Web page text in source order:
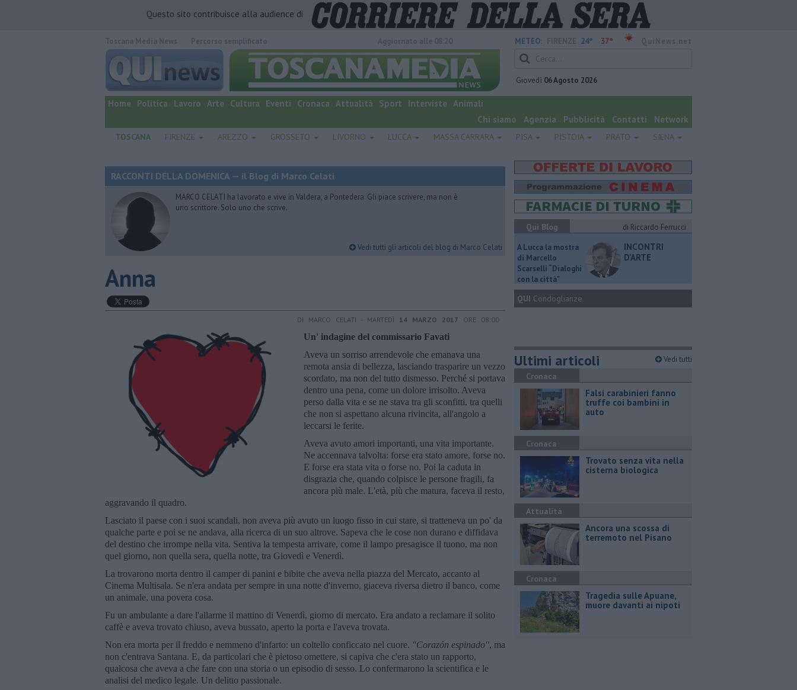
Questo sito contribuisce alla audience di
quotidiano online.
METEO: 24° 37°
Giovedì 06 Agosto 2026
Home Politica Lavoro Arte Cultura Eventi Cronaca Attualità Sport Interviste Animali
Chi siamo
Agenzia Pubblicità Contatti Network
TOSCANA FIRENZE AREZZO GROSSETO LIVORNO LUCCA MASSA CARRARA PISA PISTOIA PRATO SIENA
RACCONTI DELLA DOMENICA — il Blog di Marco Celati
MARCO CELATI ha lavorato e vive in Valdera, a Pontedera. Gli piace scrivere, ma non è
uno scrittore. Solo uno che scrive.
Vedi tutti gli articoli del blog di Marco Celati
Anna
DI MARCO CELATI - MARTEDÌ 14 MARZO 2017 ORE 08:00
Un' indagine del commissario Favati
Aveva un sorriso arrendevole che emanava una
remota ansia di bellezza, lasciando trasparire un vezzo
scordato, ma non del tutto dismesso. Perché si portava
dentro una pena, come un dolore irrisolto. Aveva
perso dalla vita e se ne stava tra gli sconfitti, tra quelli
che non si aspettano alcuna rivincita, all'angolo a
leccarsi le ferite.
Aveva avuto amori importanti, una vita importante.
Ne accennava talvolta: forse era stato amore, forse no.
E forse era stata vita o forse no. Poi la caduta in
disgrazia che, quando colpisce le persone fragili, fa
ancora più male. L'età, più che matura, faceva il resto,
aggravando il quadro.
Lasciato il paese con i suoi scandali, non aveva più avuto un luogo fisso in cui stare, si tratteneva un po' da
qualche parte e poi se ne andava, alla ricerca di un suo altrove. Sapeva che le cose non durano e diffidava
del destino che irrompe nella vita. Sentiva la tempesta arrivare, come il lampo presagisce il tuono, ma non
quel giorno, non quella sera, quella notte, tra Giovedì e Venerdì.
La trovarono morta dentro il camper di panini e bibite che aveva nella piazza del Mercato, accanto al
Cinema Multisala. Se n'era andata per sempre in una notte d'inverno, giaceva riversa dietro il banco, come
un animale, una povera cosa.
Fu un ambulante a dare l'allarme il mattino di Venerdì, giorno di mercato. Era andato a reclamare il solito
caffè e aveva trovato chiuso, aveva bussato, aperto la porta e l'aveva trovata.
Non era morta per il freddo e nemmeno d'infarto: un coltello conficcato nel cuore. "Corazón espinado", ma
non c'entrava Santana. E, da particolari che è pietoso omettere, si capiva che c'era stato un rapporto,
qualcosa che aveva a che fare con una storia o un episodio di sesso. Lo confermarono la scientifica e le
analisi del medico legale. Un delitto passionale.
Qui Blog
di Riccardo Ferrucci
A Lucca la mostra
di Marcello
Scarselli “Dialoghi
con la città"
INCONTRI
D'ARTE
QUI Condoglianze
Ultimi articoli Vedi tutti
Cronaca
Falsi carabinieri fanno
truffe coi bambini in
auto
Cronaca
Trovato senza vita nella
cisterna biologica
Attualità
Ancora una scossa di
terremoto nel Pisano
Cronaca
Tragedia sulle Apuane,
muore davanti ai nipoti